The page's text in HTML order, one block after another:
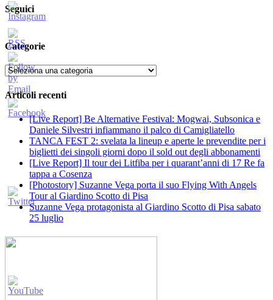
Seguici
Categorie
Categorie
Articoli recenti
[Live Report] Be Alternative Festival: Mogwai, Subsonica e
Daniele Silvestri infiammano il palco di Camigliatello
TANCA FEST 2: svelata la lineup e aperte le prevendite per i
biglietti dei singoli giorni dopo il sold out degli abbonamenti
[Live Report] Il tour dei Litfiba per i quarant’anni di 17 Re fa
tappa a Cosenza
[Photostory] Suzanne Vega porta il suo Flying With Angels
Tour al Giardino Scotto di Pisa
Suzanne Vega protagonista al Giardino Scotto di Pisa sabato
25 luglio